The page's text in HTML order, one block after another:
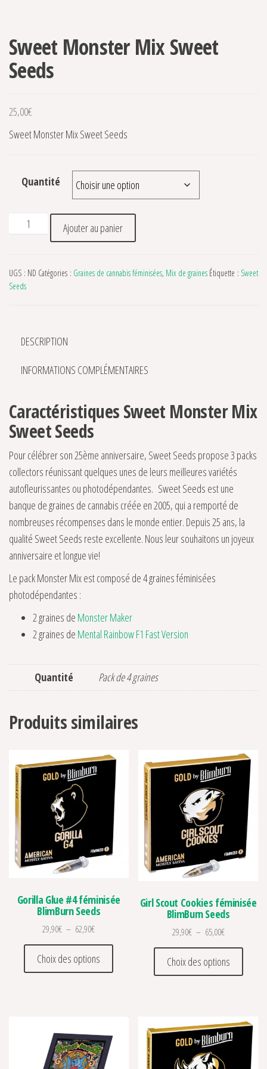
Sweet Monster Mix Sweet
Seeds
25,00€
Sweet Monster Mix Sweet Seeds
Quantité
quantité de Sweet Monster Mix Sweet Seeds
Ajouter au panier
UGS : ND Catégories : Graines de cannabis féminisées, Mix de graines Étiquette : Sweet
Seeds
DESCRIPTION
INFORMATIONS COMPLÉMENTAIRES
Caractéristiques Sweet Monster Mix
Sweet Seeds
Pour célébrer son 25ème anniversaire, Sweet Seeds propose 3 packs
collectors réunissant quelques unes de leurs meilleures variétés
autofleurissantes ou photodépendantes. Sweet Seeds est une
banque de graines de cannabis créée en 2005, qui a remporté de
nombreuses récompenses dans le monde entier. Depuis 25 ans, la
qualité Sweet Seeds reste excellente. Nous leur souhaitons un joyeux
anniversaire et longue vie!
Le pack Monster Mix est composé de 4 graines féminisées
photodépendantes :
2 graines de Monster Maker
2 graines de Mental Rainbow F1 Fast Version
Quantité Pack de 4 graines
Produits similaires
Gorilla Glue #4 féminisée
BlimBurn Seeds
29,90€ – 62,90€Plage de prix : 29,90€ à 62,90€
Choix des options
Ce produit a plusieurs variations. Les
Girl Scout Cookies féminisée
BlimBurn Seeds
29,90€ – 65,00€Plage de prix
Choix des options
Ce